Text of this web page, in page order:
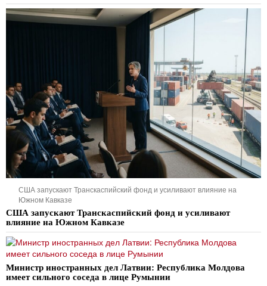
США запускают Транскаспийский фонд и усиливают влияние на
Южном Кавказе
США запускают Транскаспийский фонд и усиливают
влияние на Южном Кавказе
Министр иностранных дел Латвии: Республика Молдова
имеет сильного соседа в лице Румынии